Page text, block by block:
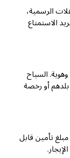
الرسمية،
الاستمتاع
السياح
أو رخصة
تأمين قابل